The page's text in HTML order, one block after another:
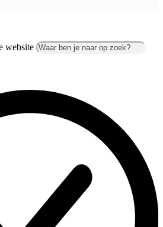
website